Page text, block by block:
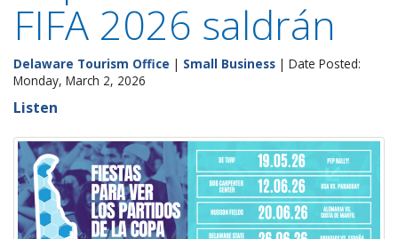
FIFA 2026 saldrán
Delaware Tourism Office | Small Business | Date Posted:
Monday, March 2, 2026
Listen